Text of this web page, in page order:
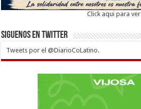
Click aqui para ver
Siguenos en twitter
Tweets por el @DiarioCoLatino.